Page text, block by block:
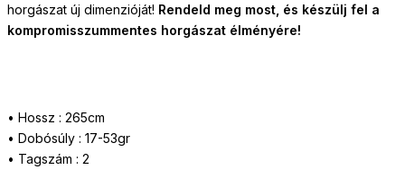
horgászat új dimenzióját! Rendeld meg most, és készülj fel a
kompromisszummentes horgászat élményére!
• Hossz : 265cm
• Dobósúly : 17-53gr
• Tagszám : 2